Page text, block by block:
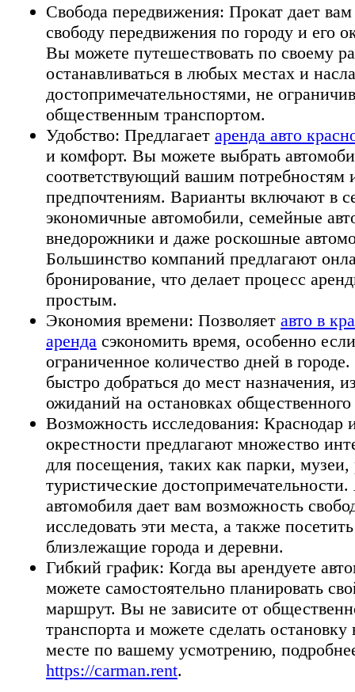
Свобода передвижения: Прокат дает
свободу передвижения по городу и его
Вы можете путешествовать по своему
останавливаться в любых местах и
достопримечательностями, не
общественным транспортом.
Удобство: Предлагает аренда авто
и комфорт. Вы можете выбрать
соответствующий вашим потребностям
предпочтениям. Варианты включают в
экономичные автомобили, семейные
внедорожники и даже роскошные
Большинство компаний предлагают
бронирование, что делает процесс
простым.
Экономия времени: Позволяет авто в
аренда сэкономить время, особенно
ограниченное количество дней в
быстро добраться до мест назначения,
ожиданий на остановках общественного
Возможность исследования: Краснодар
окрестности предлагают множество
для посещения, таких как парки,
туристические
автомобиля дает вам возможность
исследовать эти места, а также посетить
близлежащие города и деревни.
Гибкий график: Когда вы арендуете
можете самостоятельно планировать
маршрут. Вы не зависите от
транспорта и можете сделать
месте по вашему усмотрению,
https://carman.rent.